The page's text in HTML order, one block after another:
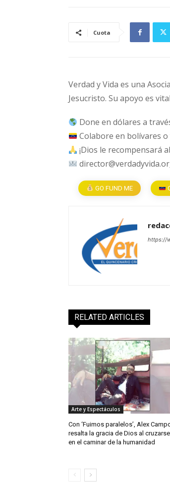
Cuota
Verdad y Vida es una
Jesucristo. Su apoyo es
Done en dólares a
Colabore en bolívares o
¡Dios le recompensará
GO FUND ME
https://
RELATED ARTICLES
Arte y Espectáculos
Con ‘Fuimos paralelos’, Alex
resalta la gracia de Dios al cruzarse
en el caminar de la humanidad